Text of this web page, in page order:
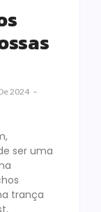
2024
ser uma
trança